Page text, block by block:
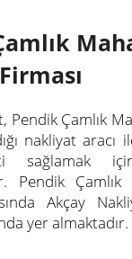
Pendik Çamlık
nakliyat
sağlamak
Pendik
Akçay
yer almaktadır.